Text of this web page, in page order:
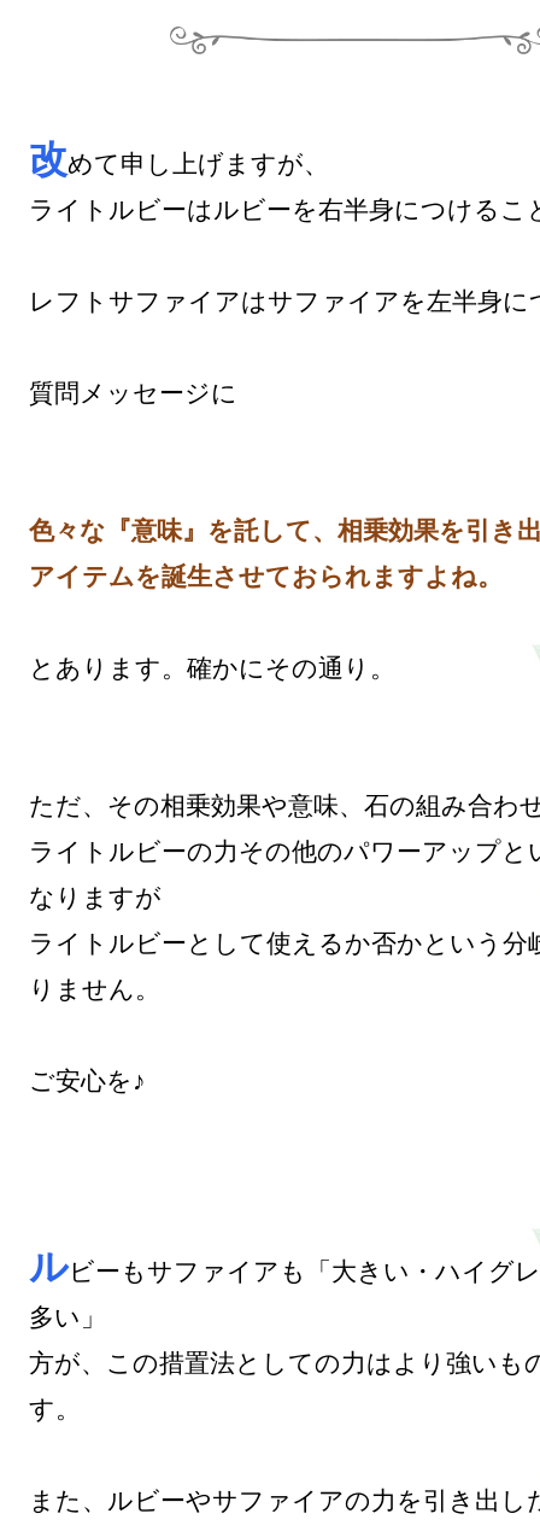
改めて申し上げますが、
ライトルビーはルビーを右半身につけるこ
レフトサファイアはサファイアを左半身に
質問メッセージに
色々な『意味』を託して、相乗効果を引き
アイテムを誕生させておられますよね。
とあります。確かにその通り。
ただ、その相乗効果や意味、石の組み合わ
ライトルビーの力その他のパワーアップと
なりますが
ライトルビーとして使えるか否かという分
りません。
ご安心を♪
ルビーもサファイアも「大きい・ハイグ
多い」
方が、この措置法としての力はより強いも
す。
また、ルビーやサファイアの力を引き出し